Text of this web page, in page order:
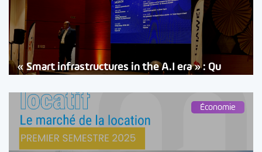
« Smart infrastructures in the A.I era » : Qu
Économie